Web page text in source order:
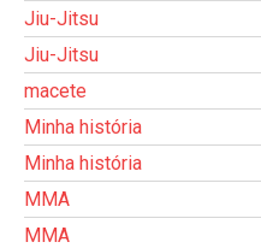
Jiu-Jitsu
Jiu-Jitsu
macete
Minha história
Minha história
MMA
MMA